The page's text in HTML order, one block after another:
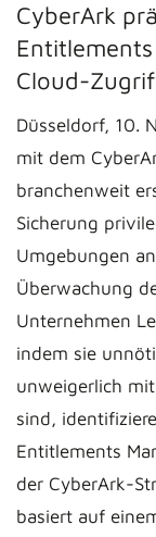
CyberArk
Cloud-
Düsseldorf, 10.
mit dem
branchenweit
Sicherung
Umgebungen
Überwachung
Unternehmen
indem sie
unweigerlich
sind,
Entitlements
der CyberArk-
basiert auf